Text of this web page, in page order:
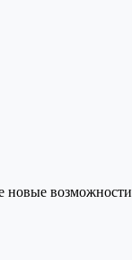
новые возможности